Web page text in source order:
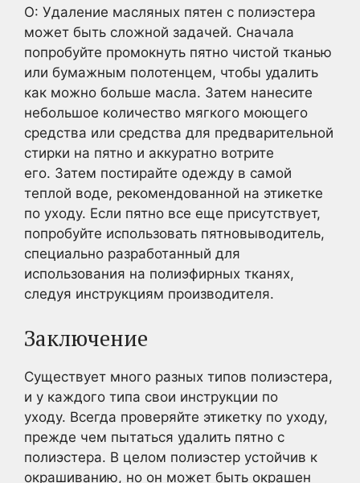
О: Удаление масляных пятен с полиэстера
может быть сложной задачей. Сначала
попробуйте промокнуть пятно чистой тканью
или бумажным полотенцем, чтобы удалить
как можно больше масла. Затем нанесите
небольшое количество мягкого моющего
средства или средства для предварительной
стирки на пятно и аккуратно вотрите
его. Затем постирайте одежду в самой
теплой воде, рекомендованной на этикетке
по уходу. Если пятно все еще присутствует,
попробуйте использовать пятновыводитель,
специально разработанный для
использования на полиэфирных тканях,
следуя инструкциям производителя.
Заключение
Существует много разных типов полиэстера,
и у каждого типа свои инструкции по
уходу. Всегда проверяйте этикетку по уходу,
прежде чем пытаться удалить пятно с
полиэстера. В целом полиэстер устойчив к
окрашиванию, но он может быть окрашен